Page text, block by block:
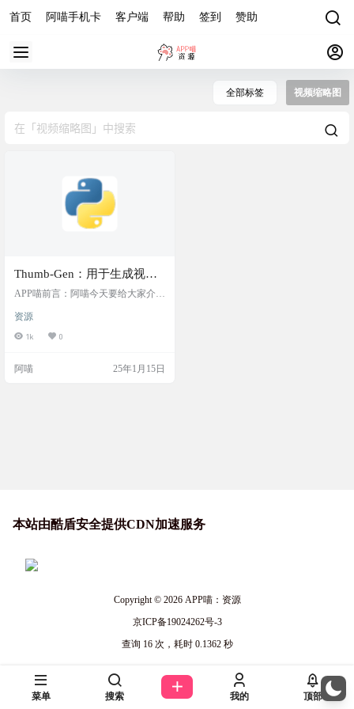
首页 阿喵手机卡 客户端 帮助 签到 赞助
全部标签 视频缩略图
Thumb-Gen：用于生成视频
缩略图，可用于做影视图文
APP喵前言：阿喵今天要给大家介绍
en。这是一个用 Python 开发的应用
程序，专门用来生成 MP4 和 MKV
帮到你。它支持多种配置选项，比
资源
1k 0
阿喵 25年1月15日
本站由酷盾安全提供CDN加速服务
Copyright © 2026APP喵：资源
京ICP备19024262号-3
查询 16 次，耗时 0.1362 秒
菜单 搜索 我的 顶部